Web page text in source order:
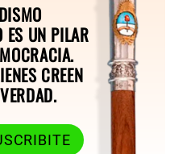
ES UN PILAR
CREEN